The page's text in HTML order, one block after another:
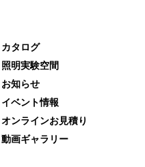
カタログ
照明実験空間
お知らせ
イベント情報
オンラインお見積り
動画ギャラリー